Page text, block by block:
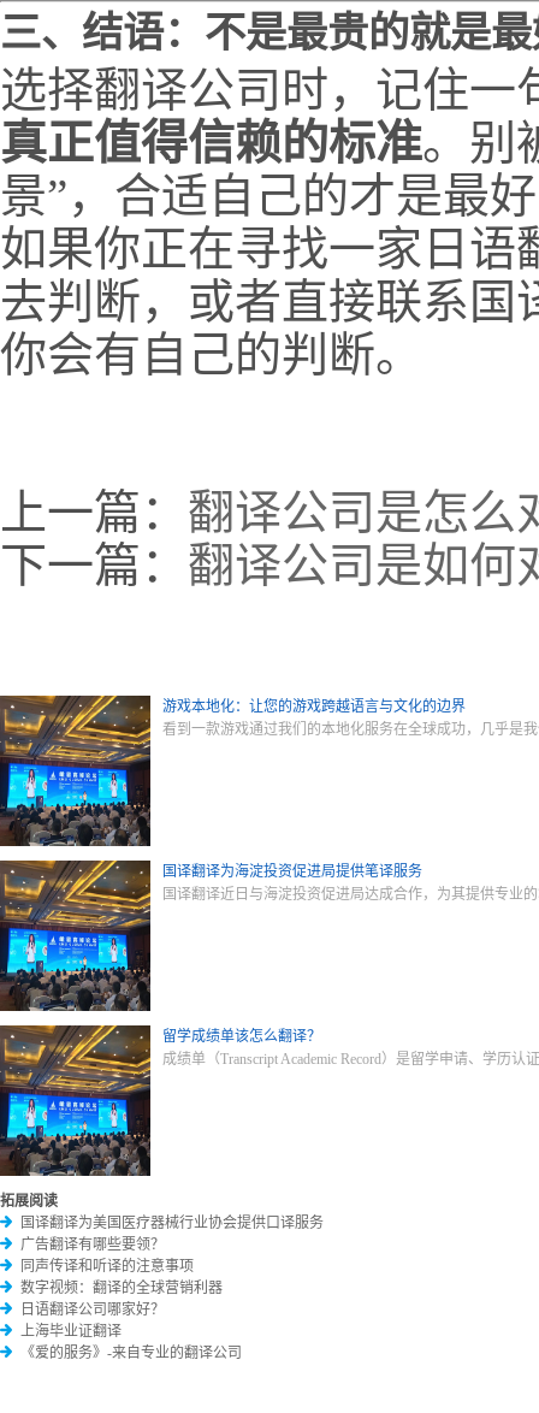
三、结语：不是最贵的就是
选择翻译公司时，记住一
真正值得信赖的标准。别
景”，合适自己的才是最
如果你正在寻找一家日语
去判断，或者直接联系
你会有自己的判断。
上一篇： 翻译公司是怎么
下一篇： 翻译公司是如何
游戏本地化：让您的游戏跨越语言与文化的边界
看到一款游戏通过我们的本地化服务在全球成功，几乎是
国译翻译为海淀投资促进局提供笔译服务
国译翻译近日与海淀投资促进局达成合作，为其提供专业
留学成绩单该怎么翻译？
成绩单（Transcript Academic Record）是留学申请、学历
拓展阅读
国译翻译为美国医疗器械行业协会提供口译服务
广告翻译有哪些要领？
同声传译和听译的注意事项
数字视频：翻译的全球营销利器
日语翻译公司哪家好？
上海毕业证翻译
《爱的服务》-来自专业的翻译公司